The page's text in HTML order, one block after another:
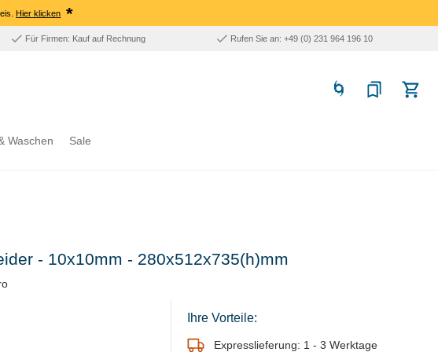
Hier klicken *
Für Firmen: Kauf auf Rechnung Rufen Sie an: +49 (0) 231 964 196 10
Waschen Sale
- 10x10mm - 280x512x735(h)mm
Ihre Vorteile:
Expresslieferung: 1 - 3 Werktage